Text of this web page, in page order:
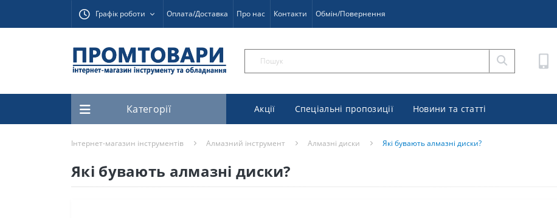
Графік роботи Оплата/Доставка Про нас Контакти Обмін/Повернення
Категорії Акції Спеціальні пропозиції Новини та статті
Інтернет-магазин інструментів Алмазний інструмент Алмазні диски Які бувають алмазні диски?
Які бувають алмазні диски?